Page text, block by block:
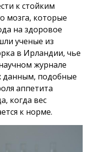
к стойким
мозга, которые
на здоровое
ученые из
в Ирландии, чье
журнале
данным, подобные
аппетита
когда вес
к норме.